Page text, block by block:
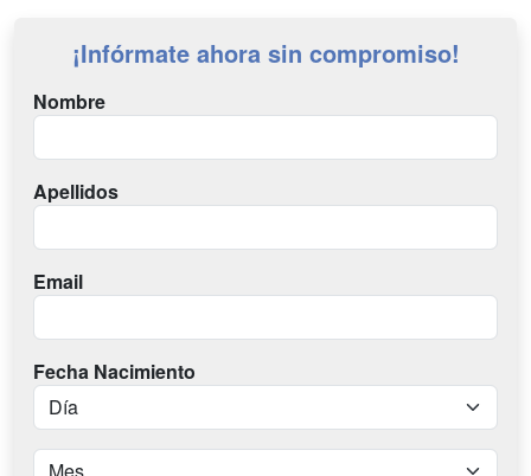
¡Infórmate ahora sin compromiso!
Nombre
Apellidos
Email
Fecha Nacimiento